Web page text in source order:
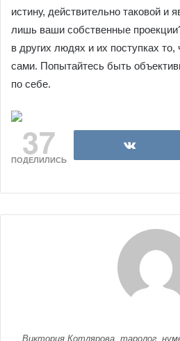
истину, действительно таковой и
лишь ваши собственные
в других людях и их поступках
сами. Попытайтесь быть
по себе.
37
ПОДЕЛИЛИСЬ
Виктория Котлярова, таролог,